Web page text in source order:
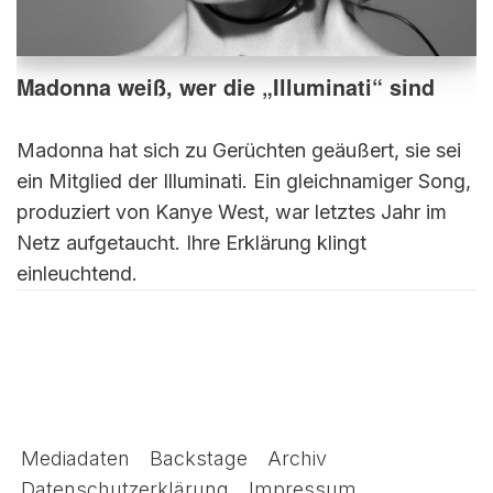
Madonna weiß, wer die „Illuminati“ sind
Madonna hat sich zu Gerüchten geäußert, sie sei
ein Mitglied der Illuminati. Ein gleichnamiger Song,
produziert von Kanye West, war letztes Jahr im
Netz aufgetaucht. Ihre Erklärung klingt
einleuchtend.
Mediadaten Backstage
Archiv